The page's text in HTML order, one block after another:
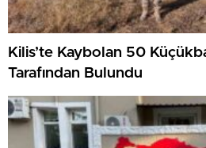
Kilis’te Kaybolan 50
Tarafından Bulundu